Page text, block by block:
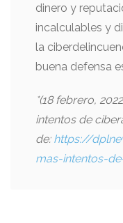
dinero y
incalculables y
la
buena defensa
*(18 febrero,
intentos de
de: https://
mas-intentos-